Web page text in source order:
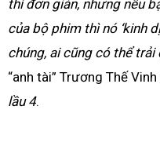
thì đơn giản, nhưng nếu
của bộ phim thì nó ‘kinh
chúng, ai cũng có thể trải
“anh tài” Trương Thế
lầu 4.